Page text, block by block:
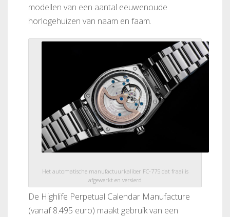
modellen van een aantal eeuwenoude
horlogehuizen van naam en faam.
Het automatische manufactuurkaliber FC-775 dat fraai is
afgewerkt en versierd
De Highlife Perpetual Calendar Manufacture
(vanaf 8.495 euro) maakt gebruik van een